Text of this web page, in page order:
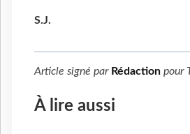
S.J.
Article signé par Rédaction pour
À lire aussi